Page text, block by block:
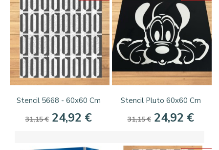
Stencil 5668 - 60x60 Cm
31,15 € 24,92 €
Stencil Pluto 60x60 Cm
31,15 € 24,92 €